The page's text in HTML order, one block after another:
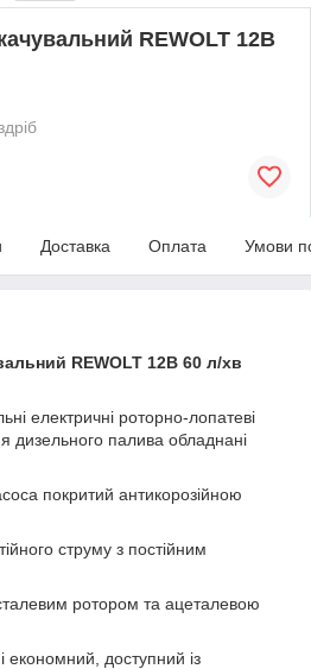
REWOLT 12В
Доставка Оплата Умови
REWOLT 12В 60 л/хв
електричні роторно-лопатеві
дизельного палива обладнані
покритий антикорозійною
струму з постійним
ротором та ацеталевою
економний, доступний із